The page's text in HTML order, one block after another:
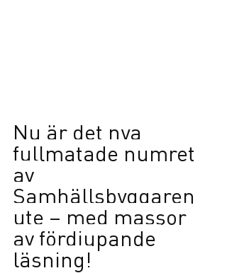
Nu är det nya
fullmatade numret
av
Samhällsbyggaren
ute – med massor
av fördjupande
läsning!